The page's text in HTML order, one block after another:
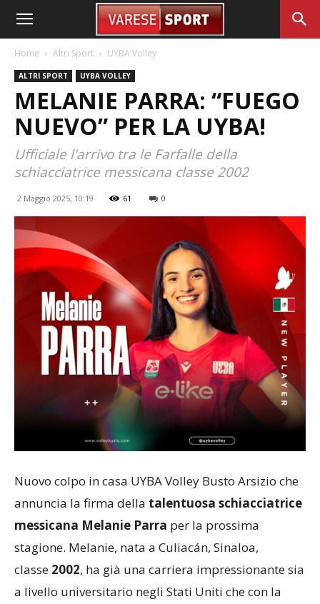
Home Altri Sport UYBA Volley
ALTRI SPORT UYBA VOLLEY
MELANIE PARRA: “FUEGO
NUEVO” PER LA UYBA!
Ufficiale l'arrivo tra le Farfalle della
schiacciatrice messicana classe 2002
2 Maggio 2025, 10:19 61 0
Nuovo colpo in casa UYBA Volley Busto Arsizio che
annuncia la firma della talentuosa schiacciatrice
messicana Melanie Parra per la prossima
stagione. Melanie, nata a Culiacán, Sinaloa,
classe 2002, ha già una carriera impressionante sia
a livello universitario negli Stati Uniti che con la